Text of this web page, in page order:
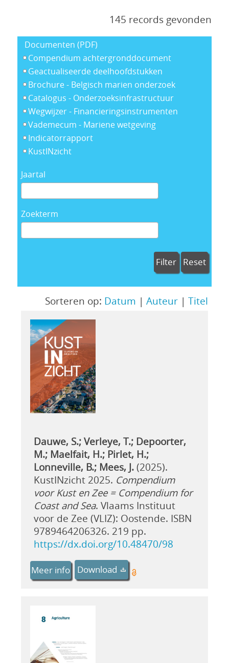
145 records gevonden
Documenten (PDF)
Compendium achtergronddocument
Geactualiseerde deelhoofdstukken
Brochure - Belgisch marien onderzoek
Catalogus - Onderzoeksinfrastructuur
Wegwijzer - Financieringsinstrumenten
Vademecum - Mariene wetgeving
Indicatorrapport
KustINzicht
Jaartal
Zoekterm
Filter Reset
Sorteren op: Datum | Auteur| Titel
Dauwe, S.; Verleye, T.; Depoorter,
M.; Maelfait, H.; Pirlet, H.;
Lonneville, B.; Mees, J.(2025).
KustINzicht 2025. Compendium
voor Kust en Zee = Compendium for
Coast and Sea. Vlaams Instituut
voor de Zee (VLIZ): Oostende. ISBN
9789464206326. 219 pp.
https://dx.doi.org/10.48470/98
Meer info Download